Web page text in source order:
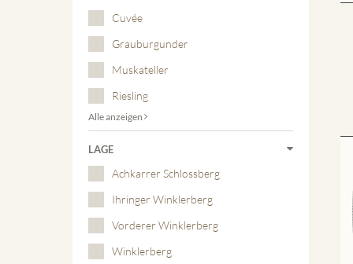
Cuvée
Grauburgunder
Muskateller
Riesling
Alle anzeigen
LAGE
Achkarrer Schlossberg
Ihringer Winklerberg
Vorderer Winklerberg
Winklerberg